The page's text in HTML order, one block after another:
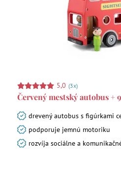
5,0 (3x)
Červený mestský autobus
drevený autobus s figúrkami
podporuje jemnú motoriku
rozvíja sociálne a